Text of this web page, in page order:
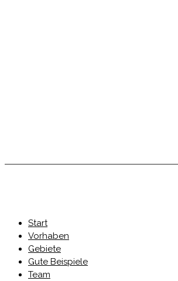
Start
Vorhaben
Gebiete
Gute Beispiele
Team